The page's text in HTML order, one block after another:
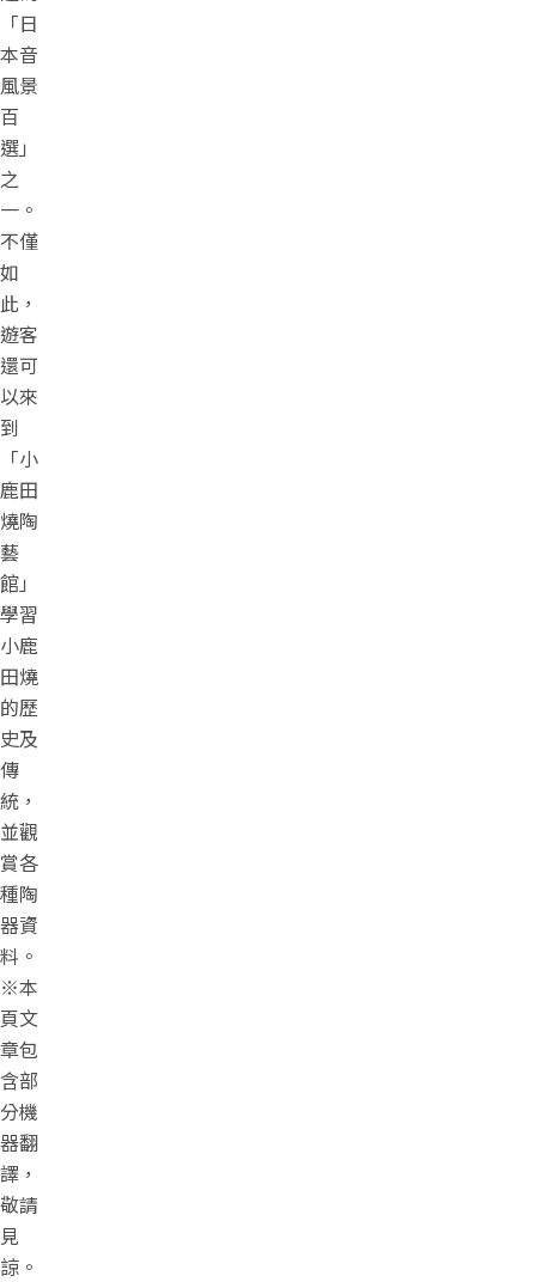
「日
本音
風景
百
選」
之
一。
不僅
如
此，
遊客
還可
以來
到
「小
鹿田
燒陶
藝
館」
學習
小鹿
田燒
的歷
史及
傳
統，
並觀
賞各
種陶
器資
料。
※本
頁文
章包
含部
分機
器翻
譯，
敬請
見
諒。